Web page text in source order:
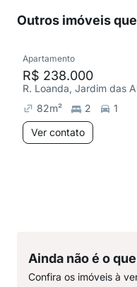
Outros imóveis
Apartamento
R$ 238.000
82m² 2
1
Ver contato
Ainda não é o
Confira os imóveis à